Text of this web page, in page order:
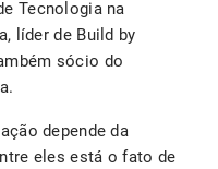
Tecnologia na
líder de Build by
sócio do
depende da
eles está o fato de